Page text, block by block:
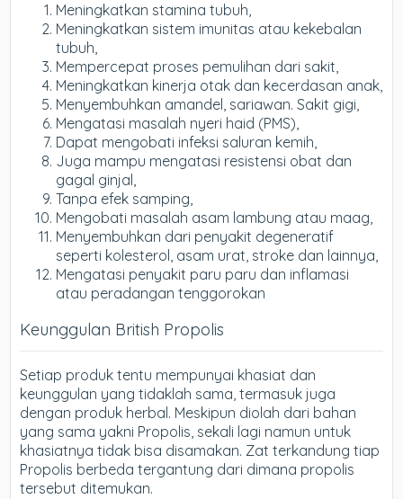
Meningkatkan stamina tubuh,
Meningkatkan sistem imunitas atau kekebalan
tubuh,
Mempercepat proses pemulihan dari sakit,
Meningkatkan kinerja otak dan kecerdasan anak,
Menyembuhkan amandel, sariawan. Sakit gigi,
Mengatasi masalah nyeri haid (PMS),
Dapat mengobati infeksi saluran kemih,
Juga mampu mengatasi resistensi obat dan
gagal ginjal,
Tanpa efek samping,
Mengobati masalah asam lambung atau maag,
Menyembuhkan dari penyakit degeneratif
seperti kolesterol, asam urat, stroke dan lainnya,
Mengatasi penyakit paru paru dan inflamasi
atau peradangan tenggorokan
Keunggulan British Propolis
Setiap produk tentu mempunyai khasiat dan
keunggulan yang tidaklah sama, termasuk juga
dengan produk herbal. Meskipun diolah dari bahan
yang sama yakni Propolis, sekali lagi namun untuk
khasiatnya tidak bisa disamakan. Zat terkandung tiap
Propolis berbeda tergantung dari dimana propolis
tersebut ditemukan.